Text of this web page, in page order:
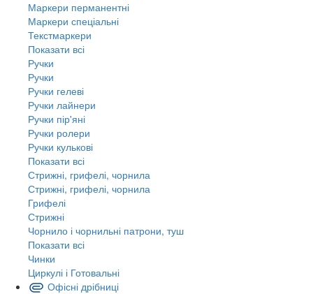
Маркери перманентні
Маркери спеціальні
Текстмаркери
Показати всі
Ручки
Ручки
Ручки гелеві
Ручки лайнери
Ручки пір'яні
Ручки ролери
Ручки кулькові
Показати всі
Стрижні, грифелі, чорнила
Стрижні, грифелі, чорнила
Грифелі
Стрижні
Чорнило і чорнильні патрони, туш
Показати всі
Чинки
Циркулі і Готовальні
Офісні дрібниці